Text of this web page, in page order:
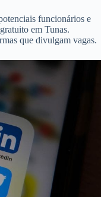
funcionários e
em Tunas.
que divulgam vagas.